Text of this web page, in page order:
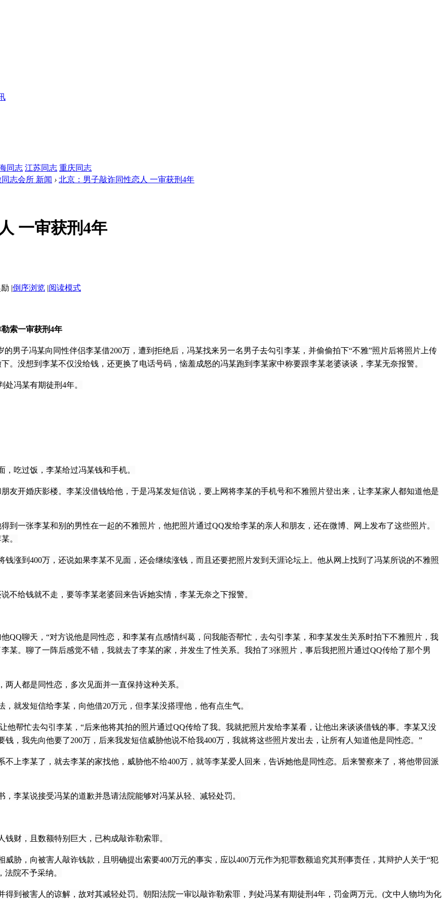
海同志 江苏同志 重庆同志
志会所 新闻 › 北京：男子敲诈同性恋人 一审获刑4年
一审获刑4年
|倒序浏览 |阅读模式
索一审获刑4年
子冯某向同性伴侣李某借200万，遭到拒绝后，冯某找来另一名男子去勾引李某，并偷偷拍下“不雅”照片后将照片上传
。没想到李某不仅没给钱，还更换了电话号码，恼羞成怒的冯某跑到李某家中称要跟李某老婆谈谈，李某无奈报警。
冯某有期徒刑4年。
吃过饭，李某给过冯某钱和手机。
开婚庆影楼。李某没借钱给他，于是冯某发短信说，要上网将李某的手机号和不雅照片登出来，让李某家人都知道他是
一张李某和别的男性在一起的不雅照片，他把照片通过QQ发给李某的亲人和朋友，还在微博、网上发布了这些照片。
。
到400万，还说如果李某不见面，还会继续涨钱，而且还要把照片发到天涯论坛上。他从网上找到了冯某所说的不雅照
给钱就不走，要等李某老婆回来告诉她实情，李某无奈之下报警。
聊天，“对方说他是同性恋，和李某有点感情纠葛，问我能否帮忙，去勾引李某，和李某发生关系时拍下不雅照片，我
某。聊了一阵后感觉不错，我就去了李某的家，并发生了性关系。我拍了3张照片，事后我把照片通过QQ传给了那个男
人都是同性恋，多次见面并一直保持这种关系。
就发短信给李某，向他借20万元，但李某没搭理他，他有点生气。
帮忙去勾引李某，“后来他将其拍的照片通过QQ传给了我。我就把照片发给李某看，让他出来谈谈借钱的事。李某又没
，我先向他要了200万，后来我发短信威胁他说不给我400万，我就将这些照片发出去，让所有人知道他是同性恋。”
李某了，就去李某的家找他，威胁他不给400万，就等李某爱人回来，告诉她他是同性恋。后来警察来了，将他带回派
某说接受冯某的道歉并恳请法院能够对冯某从轻、减轻处罚。
财，且数额特别巨大，已构成敲诈勒索罪。
，向被害人敲诈钱款，且明确提出索要400万元的事实，应以400万元作为犯罪数额追究其刑事责任，其辩护人关于“犯
院不予采纳。
被害人的谅解，故对其减轻处罚。朝阳法院一审以敲诈勒索罪，判处冯某有期徒刑4年，罚金两万元。(文中人物均为化